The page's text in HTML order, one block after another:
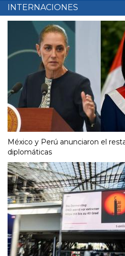
INTERNACIONES
México y Perú anunciaron el
diplomáticas